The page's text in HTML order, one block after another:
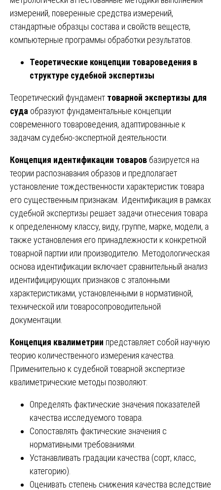
измерений, поверенные средства измерений,
стандартные образцы состава и свойств веществ,
компьютерные программы обработки результатов.
Теоретические концепции товароведения в
структуре судебной экспертизы
Теоретический фундамент товарной экспертизы для
суда образуют фундаментальные концепции
современного товароведения, адаптированные к
задачам судебно-экспертной деятельности.
Концепция идентификации товаров базируется на
теории распознавания образов и предполагает
установление тождественности характеристик товара
его существенным признакам. Идентификация в рамках
судебной экспертизы решает задачи отнесения товара
к определенному классу, виду, группе, марке, модели, а
также установления его принадлежности к конкретной
товарной партии или производителю. Методологическая
основа идентификации включает сравнительный анализ
идентифицирующих признаков с эталонными
характеристиками, установленными в нормативной,
технической или товаросопроводительной
документации.
Концепция квалиметрии представляет собой научную
теорию количественного измерения качества.
Применительно к судебной товарной экспертизе
квалиметрические методы позволяют:
Определять фактические значения показателей
качества исследуемого товара.
Сопоставлять фактические значения с
нормативными требованиями.
Устанавливать градации качества (сорт, класс,
категорию).
Оценивать степень снижения качества вследствие